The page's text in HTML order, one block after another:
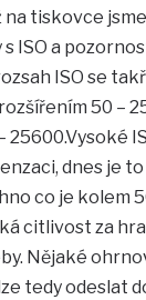
na tiskovce
ISO a
ISO se
50 –
25600.Vysoké
dnes je to
co je kolem
citlivost za
Nějaké
tedy odeslat